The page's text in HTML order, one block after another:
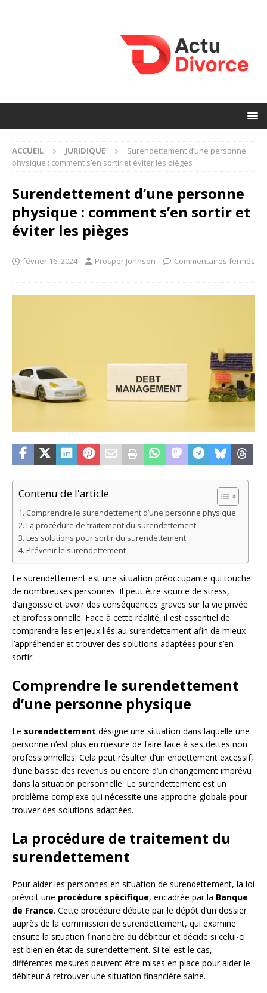
ACCUEIL JURIDIQUE
Surendettement d’une personne
physique : comment s’en sortir et éviter les pièges
Surendettement d’une personne
physique : comment s’en sortir et
éviter les pièges
février 16, 2024 Prosper Johnson Commentaires fermés
Contenu de l'article
Comprendre le surendettement d’une personne physique
La procédure de traitement du surendettement
Les solutions pour sortir du surendettement
Prévenir le surendettement
Le surendettement est une situation préoccupante qui touche
de nombreuses personnes. Il peut être source de stress,
d’angoisse et avoir des conséquences graves sur la vie privée
et professionnelle. Face à cette réalité, il est essentiel de
comprendre les enjeux liés au surendettement afin de mieux
l’appréhender et trouver des solutions adaptées pour s’en
sortir.
Comprendre le surendettement
d’une personne physique
Le surendettement désigne une situation dans laquelle une
personne n’est plus en mesure de faire face à ses dettes non
professionnelles. Cela peut résulter d’un endettement excessif,
d’une baisse des revenus ou encore d’un changement imprévu
dans la situation personnelle. Le surendettement est un
problème complexe qui nécessite une approche globale pour
trouver des solutions adaptées.
La procédure de traitement du
surendettement
Pour aider les personnes en situation de surendettement, la loi
prévoit une procédure spécifique, encadrée par la Banque
de France. Cette procédure débute par le dépôt d’un dossier
auprès de la commission de surendettement, qui examine
ensuite la situation financière du débiteur et décide si celui-ci
est bien en état de surendettement. Si tel est le cas,
différentes mesures peuvent être mises en place pour aider le
débiteur à retrouver une situation financière saine.